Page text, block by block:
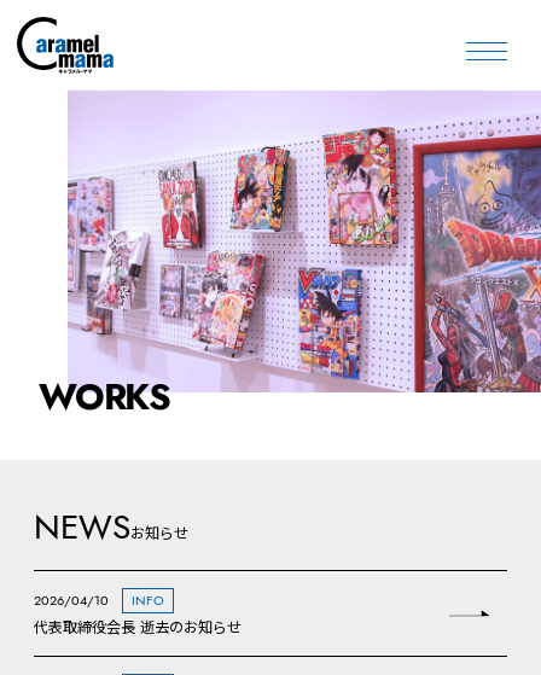
WORKS
NEWSお知らせ
2026/04/10 INFO
代表取締役会長 逝去のお知らせ